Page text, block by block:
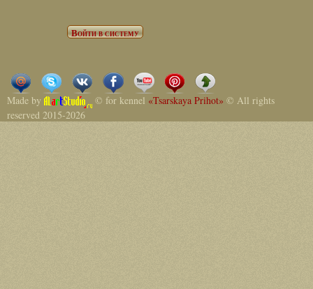
Made by © for kennel «Tsarskaya Prihot» © All rights
reserved 2015-2026